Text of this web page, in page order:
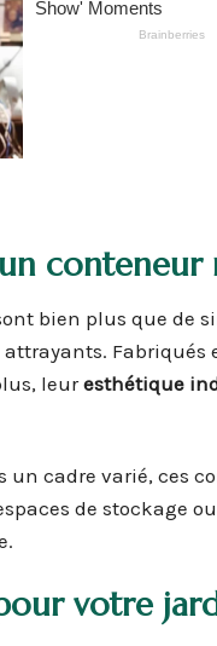
bien plus que de
leuresthétique
un cadre varié, ces
de stockage
votre